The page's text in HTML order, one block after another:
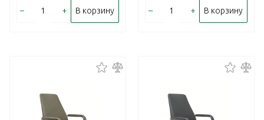
– + В корзину – + В корзину